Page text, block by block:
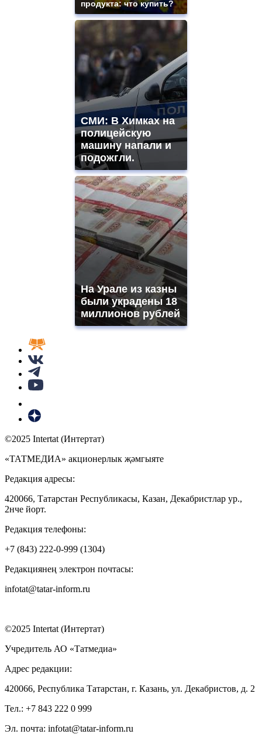
продукта: что купить?
СМИ: В Химках на
полицейскую
машину напали и
подожгли.
На Урале из казны
были украдены 18
миллионов рублей
©2025 Intertat (Интертат)
«ТАТМЕДИА» акционерлык җәмгыяте
Редакция адресы:
420066, Татарстан Республикасы, Казан, Декабристлар ур.,
2нче йорт.
Редакция телефоны:
+7 (843) 222-0-999 (1304)
Редакциянең электрон почтасы:
infotat@tatar-inform.ru
©2025 Intertat (Интертат)
Учредитель АО «Татмедиа»
Адрес редакции:
420066, Республика Татарстан, г. Казань, ул. Декабристов, д. 2
Тел.: +7 843 222 0 999
Эл. почта: infotat@tatar-inform.ru